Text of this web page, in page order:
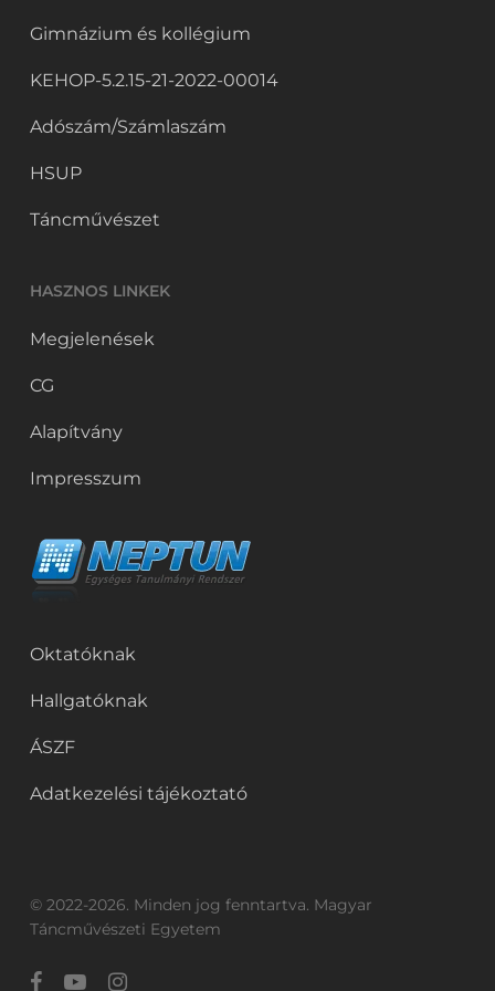
Gimnázium és kollégium
KEHOP-5.2.15-21-2022-00014
Adószám/Számlaszám
HSUP
Táncművészet
HASZNOS LINKEK
Megjelenések
CG
Alapítvány
Impresszum
Oktatóknak
Hallgatóknak
ÁSZF
Adatkezelési tájékoztató
© 2022-2026. Minden jog fenntartva. Magyar
Táncművészeti Egyetem
facebookyoutubeinstagram